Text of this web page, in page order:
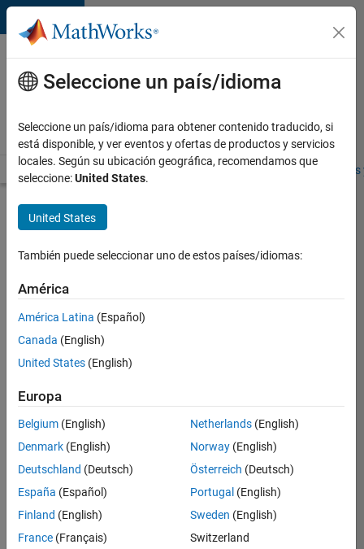
Saltar al contenido
Ofertas
de
empleo
MathWorks
Visión general Búsqueda de empleo Oficinas locales
Buscar más
empleos
Compiler
Engineer
LLVM
Enviar
solicitud
Empleo:
12382-
Product
Development
Ubicación:
Seleccione un país/idioma
Seleccione un país/idioma para obtener contenido traducido, si
está disponible, y ver eventos y ofertas de productos y servicios
locales. Según su ubicación geográfica, recomendamos que
seleccione:United States.
United States
También puede seleccionar uno de estos países/idiomas:
América
América Latina (Español)
Canada (English)
United States (English)
Europa
Belgium (English)
Denmark (English)
Deutschland (Deutsch)
España (Español)
Finland (English)
France (Français)
Netherlands(English)
Norway(English)
Österreich (Deutsch)
Portugal (English)
Sweden (English)
Switzerland